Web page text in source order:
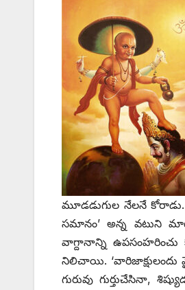
మూడడుగుల నేలనే
సమానం’ అన్న వటుని
వాగ్దానాన్ని ఉపసంహరించు
నిలిచాయి.
గురువు గుర్తుచేసినా,